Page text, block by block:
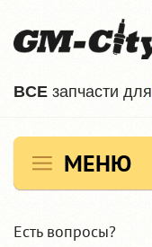
ВCE запчасти для
МЕНЮ
Есть вопросы?